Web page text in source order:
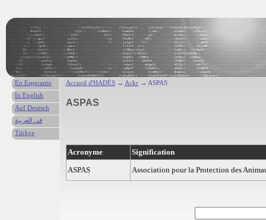
Accueil d'HADÈS → Ackr → ASPAS
ASPAS
Acronyme
Signification
ASPAS
Association pour la Protection des
En Esperanto
In English
Auf Deutsch
في العربية
Türkçe